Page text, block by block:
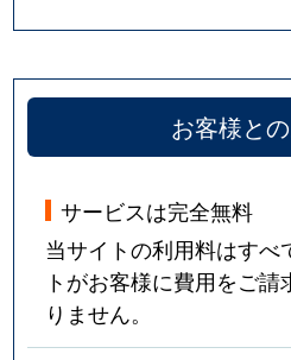
お客様と
サービスは完全無料
当サイトの利用料はすべ
トがお客様に費用をご
りません。